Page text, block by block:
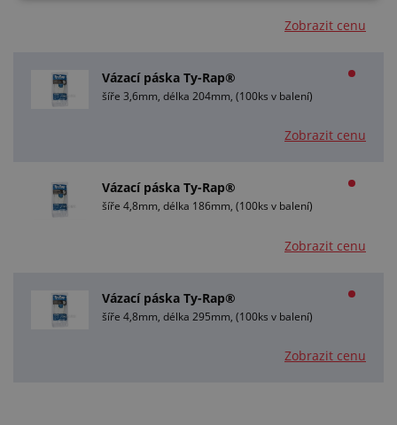
Zobrazit cenu
Vázací páska Ty-Rap®
šíře 3,6mm, délka 204mm, (100ks v balení)
Zobrazit cenu
Vázací páska Ty-Rap®
šíře 4,8mm, délka 186mm, (100ks v balení)
Zobrazit cenu
Vázací páska Ty-Rap®
šíře 4,8mm, délka 295mm, (100ks v balení)
Zobrazit cenu